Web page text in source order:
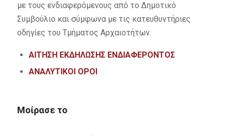
με τους ενδιαφερόμενους από το Δημοτικό
Συμβούλιο και σύμφωνα με τις κατευθυντήριες
οδηγίες του Τμήματος Αρχαιοτήτων.
ΑΙΤΗΣΗ ΕΚΔΗΛΩΣΗΣ ΕΝΔΙΑΦΕΡΟΝΤΟΣ
ΑΝΑΛΥΤΙΚΟΙ ΟΡΟΙ
Μοίρασε το